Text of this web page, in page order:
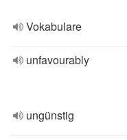
Vokabulare
unfavourably
ungünstig